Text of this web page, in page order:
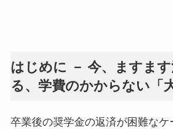
はじめに － 今、ますま
る、学費のかからない「
卒業後の奨学金の返済が困難なケ